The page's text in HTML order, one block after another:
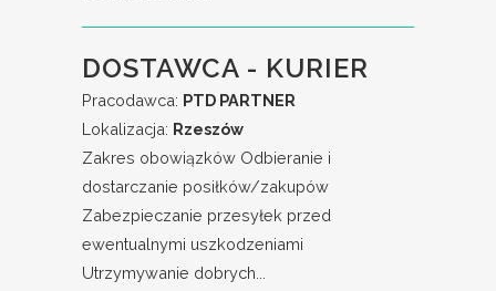
DOSTAWCA - KURIER
Pracodawca: PTD PARTNER
Lokalizacja: Rzeszów
Zakres obowiązków Odbieranie i
dostarczanie posiłków/zakupów
Zabezpieczanie przesyłek przed
ewentualnymi uszkodzeniami
Utrzymywanie dobrych...